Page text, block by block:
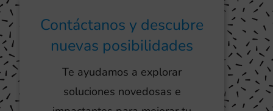
Contáctanos y descubre
nuevas posibilidades
Te ayudamos a explorar
soluciones novedosas e